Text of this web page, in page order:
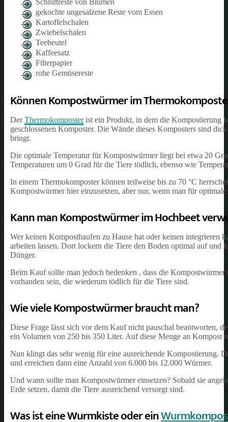
gekochte ungesalzene Reste vom Essen
Kartoffelschalen
Zwiebelschalen
Teebeutel
Kaffeesatz
Filterpapier
rohe Gemüsereste
Können Kompostwürmer im
DerThermokomposterist ein Produkt, in dem die Kompostierung
geschlossenen Komposter. Die Wände dieses Komposters sind
bringt.
Die optimale Temperatur für Kompostwürmer liegt bei etwa 20
Temperaturen um 0 Grad für die Tiere tödlich, ebenso wie
In einem Thermokomposter können teilweise bis zu 70 °C
Kompostwürmer hier einzusetzen, aber nur, wenn man für
Kann man Kompostwürmer im Hochbeet
Wer keinen Komposthaufen zu Hause hat oder keinen
arbeiten lassen. Dort lockern die Tiere den Boden optimal auf und
Dünger.
Beim Kauf sollte man jedoch bedenken , dass die
vorhanden sein, die wiederum tödlich für die Tiere sind.
Wie viele Kompostwürmer braucht man?
Diese Frage lässt sich vor dem Kauf nicht pauschal beantworten,
ein Volumen von 250 bis 350 Liter. Auf diese Menge an Kompost
Nun klingt das sehr wenig für eine ausreichende Kompostierung.
und erreichen dann eine Anzahl von 6.000 bis 12.000 Würmer.
Und wann sollte man Kompostwürmer einsetzen? Sobald sie
Erde setzen, damit die Tiere ausreichend versorgt sind.
Was ist eine Wurmkiste oder ein